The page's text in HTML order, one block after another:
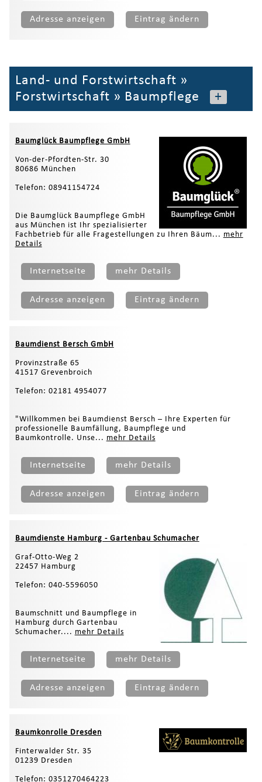
Adresse anzeigen Eintrag ändern
Land- und Forstwirtschaft »
Forstwirtschaft » Baumpflege +
Baumglück Baumpflege GmbH
Von-der-Pfordten-Str. 30
80686 München
Telefon: 08941154724
Die Baumglück Baumpflege GmbH
aus München ist Ihr spezialisierter
Fachbetrieb für alle Fragestellungen zu Ihren Bäum... mehr
Details
Internetseite mehr Details
Adresse anzeigen Eintrag ändern
Baumdienst Bersch GmbH
Provinzstraße 65
41517 Grevenbroich
Telefon: 02181 4954077
"Willkommen bei Baumdienst Bersch – Ihre Experten für
professionelle Baumfällung, Baumpflege und
Baumkontrolle. Unse... mehr Details
Internetseite mehr Details
Adresse anzeigen Eintrag ändern
Baumdienste Hamburg - Gartenbau Schumacher
Graf-Otto-Weg 2
22457 Hamburg
Telefon: 040-5596050
Baumschnitt und Baumpflege in
Hamburg durch Gartenbau
Schumacher.... mehr Details
Internetseite mehr Details
Adresse anzeigen Eintrag ändern
Baumkonrolle Dresden
Finterwalder Str. 35
01239 Dresden
Telefon: 0351270464223